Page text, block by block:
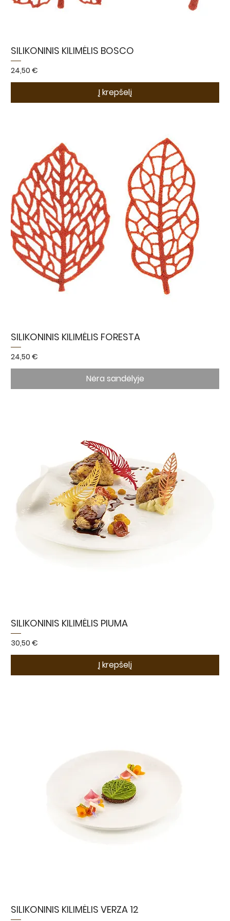
SILIKONINIS KILIMĖLIS BOSCO
Kaina
24,50 €
Į krepšelį
SILIKONINIS KILIMĖLIS FORESTA
Kaina
24,50 €
Nėra sandėlyje
SILIKONINIS KILIMĖLIS PIUMA
Kaina
30,50 €
Į krepšelį
SILIKONINIS KILIMĖLIS VERZA 12